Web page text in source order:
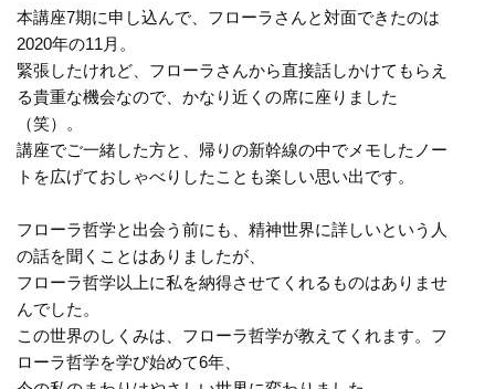
本講座7期に申し込んで、フローラさんと対面できたのは
2020年の11月。
緊張したけれど、フローラさんから直接話しかけてもらえ
る貴重な機会なので、かなり近くの席に座りました
（笑）。
講座でご一緒した方と、帰りの新幹線の中でメモしたノー
トを広げておしゃべりしたことも楽しい思い出です。
フローラ哲学と出会う前にも、精神世界に詳しいという人
の話を聞くことはありましたが、
フローラ哲学以上に私を納得させてくれるものはありませ
んでした。
この世界のしくみは、フローラ哲学が教えてくれます。フ
ローラ哲学を学び始めて6年、